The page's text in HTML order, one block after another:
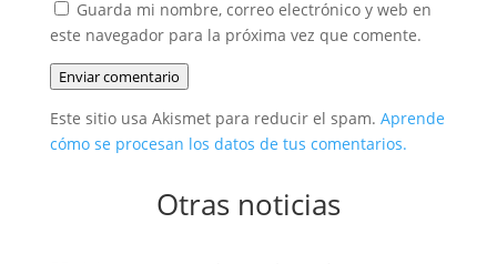
Guarda mi nombre, correo electrónico y web en
este navegador para la próxima vez que comente.
Enviar comentario
Este sitio usa Akismet para reducir el spam. Aprende
cómo se procesan los datos de tus comentarios.
Otras noticias